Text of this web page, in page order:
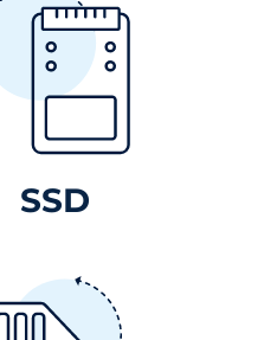
SSD